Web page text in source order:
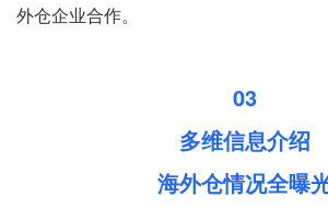
外仓企业合作。
03
多维信息介绍
海外仓情况全曝